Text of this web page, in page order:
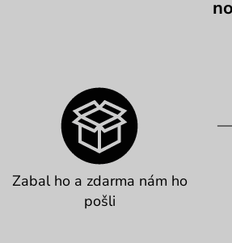
Zabal ho a zdarma nám ho
pošli